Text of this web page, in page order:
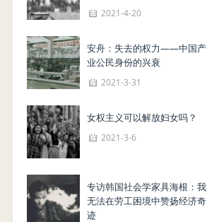
2021-4-20
安舟：失去的权力——中国产
业公民身份的兴衰
2021-3-31
女权主义可以解放妇女吗？
2021-3-6
专访韩国社会学家具海根：我
无法在劳工困境中赞扬经济奇
迹